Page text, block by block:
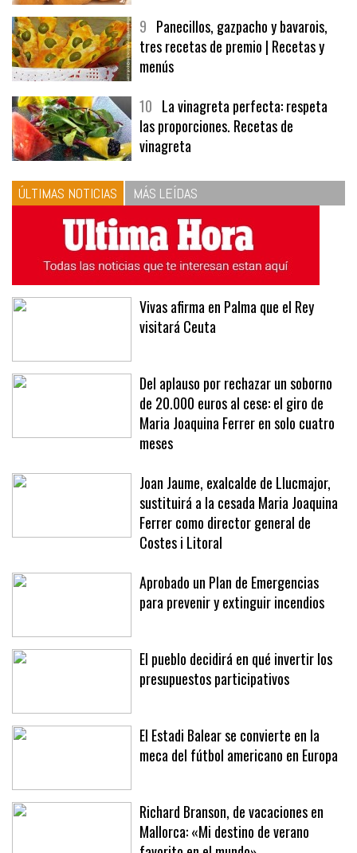
9 Panecillos, gazpacho y bavarois,
tres recetas de premio | Recetas y
menús
10 La vinagreta perfecta: respeta
las proporciones. Recetas de
vinagreta
ÚLTIMAS NOTICIAS MÁS LEÍDAS
Vivas afirma en Palma que el Rey
visitará Ceuta
Del aplauso por rechazar un soborno
de 20.000 euros al cese: el giro de
Maria Joaquina Ferrer en solo cuatro
meses
Joan Jaume, exalcalde de Llucmajor,
sustituirá a la cesada Maria Joaquina
Ferrer como director general de
Costes i Litoral
Aprobado un Plan de Emergencias
para prevenir y extinguir incendios
El pueblo decidirá en qué invertir los
presupuestos participativos
El Estadi Balear se convierte en la
meca del fútbol americano en Europa
Richard Branson, de vacaciones en
Mallorca: «Mi destino de verano